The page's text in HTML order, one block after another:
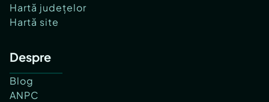
Hartă județelor
Hartă site
Despre
Blog
ANPC